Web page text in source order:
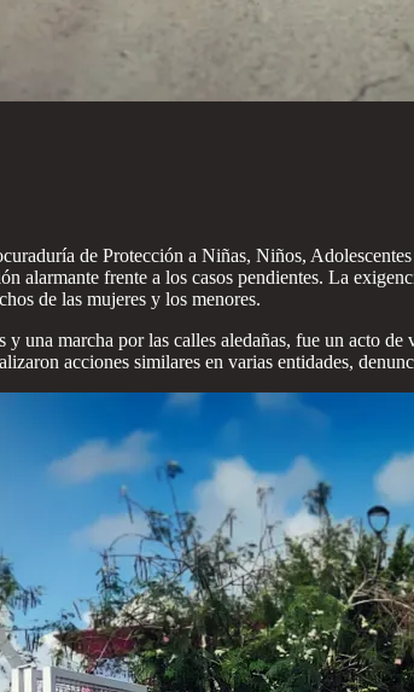
de Protección a Niñas, Niños,
alarmante frente a los casos pendientes. La
de las mujeres y los menores.
una marcha por las calles aledañas, fue un acto
acciones similares en varias entidades,